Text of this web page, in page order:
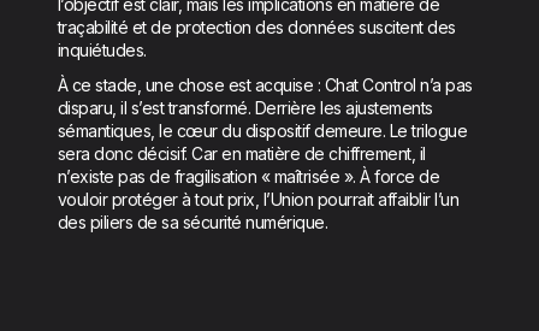
l’objectif est clair, mais les implications en matière de
traçabilité et de protection des données suscitent des
inquiétudes.
À ce stade, une chose est acquise : Chat Control n’a pas
disparu, il s’est transformé. Derrière les ajustements
sémantiques, le cœur du dispositif demeure. Le trilogue
sera donc décisif. Car en matière de chiffrement, il
n’existe pas de fragilisation « maîtrisée ». À force de
vouloir protéger à tout prix, l’Union pourrait affaiblir l’un
des piliers de sa sécurité numérique.